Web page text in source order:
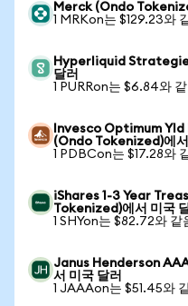
Merck (Ondo
1 MRKon는 $129.23와
Hyperliquid
달러
1 PURRon는 $6.84와
Invesco Optimum Yld
(Ondo Tokenized)에서
1 PDBCon는 $17.28와
iShares 1-3 Year
Tokenized)에서 미국
1 SHYon는 $82.72와 같
Janus Henderson
서 미국 달러
1 JAAAon는 $51.45와